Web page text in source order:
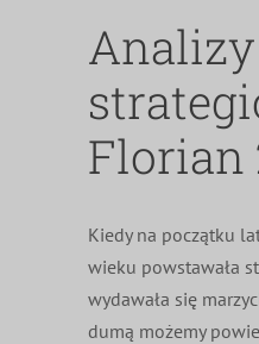
Analizy
Florian
Kiedy na początku
wieku powstawała
wydawała się
dumą możemy